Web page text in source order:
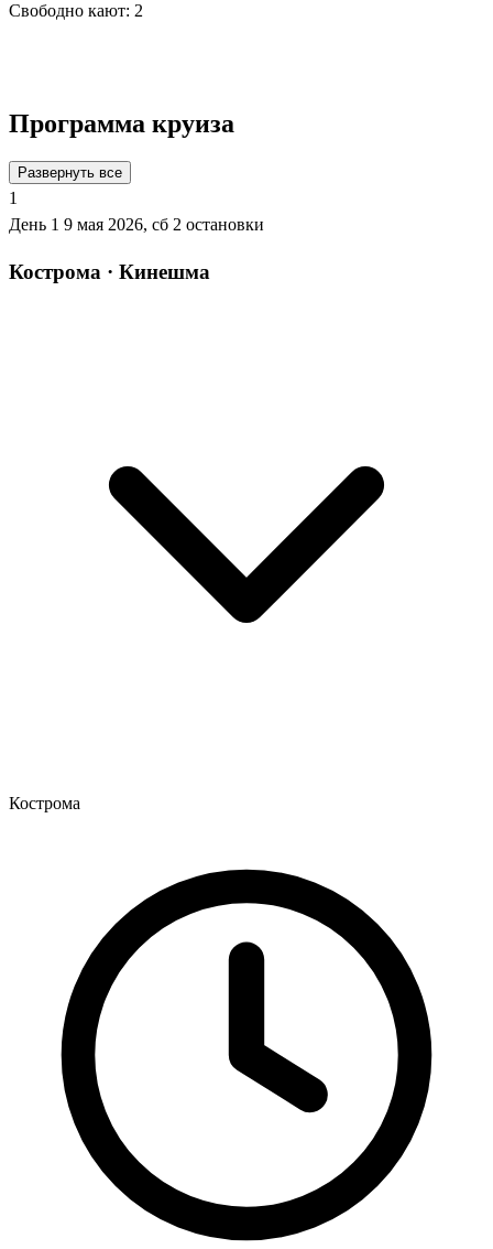
Свободно кают: 2
Программа круиза
Развернуть все
1
День 1 9 мая 2026, сб 2 остановки
Кострома · Кинешма
Кострома